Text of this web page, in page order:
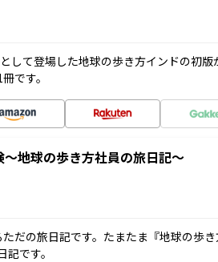
して登場した地球の歩き方インドの初
です。
地球の歩き方社員の旅日記～
だの旅日記です。たまたま『地球の歩
です。